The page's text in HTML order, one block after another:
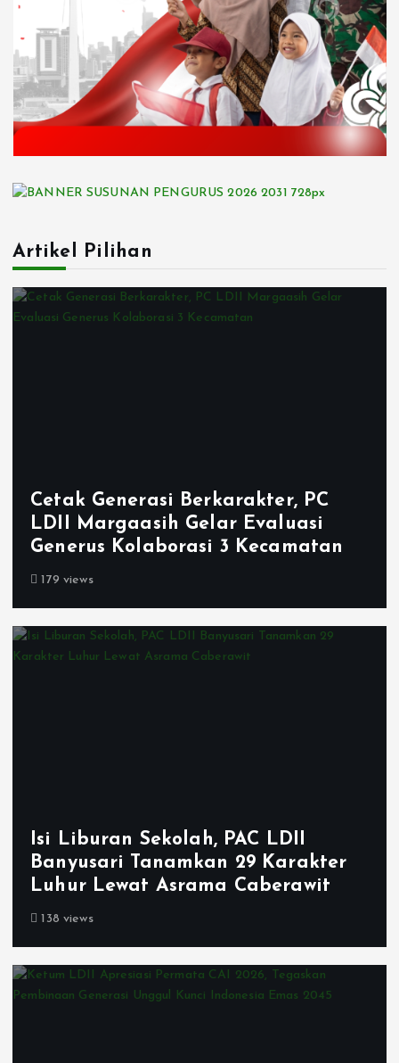
Artikel Pilihan
Cetak Generasi Berkarakter, PC
LDII Margaasih Gelar Evaluasi
Generus Kolaborasi 3 Kecamatan
179 views
Isi Liburan Sekolah, PAC LDII
Banyusari Tanamkan 29 Karakter
Luhur Lewat Asrama Caberawit
138 views